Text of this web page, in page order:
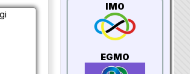
IMO
EGMO